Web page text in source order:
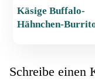
Käsige Buffalo-
Hähnchen-
Schreibe einen